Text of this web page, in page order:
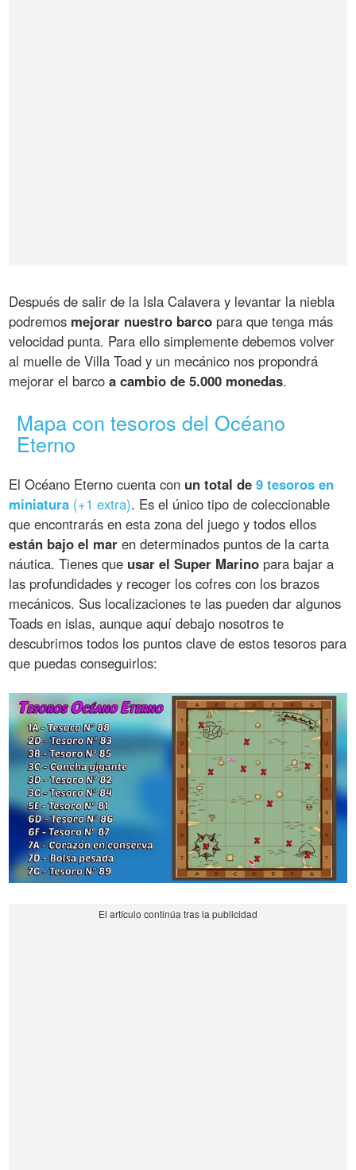
Después de salir de la Isla Calavera y levantar la niebla
podremos mejorar nuestro barco para que tenga más
velocidad punta. Para ello simplemente debemos volver
al muelle de Villa Toad y un mecánico nos propondrá
mejorar el barcoa cambio de 5.000 monedas.
Mapa con tesoros del Océano
Eterno
El Océano Eterno cuenta con un total de9 tesoros en
miniatura (+1 extra). Es el único tipo de coleccionable
que encontrarás en esta zona del juego y todos ellos
están bajo el mar en determinados puntos de la carta
náutica. Tienes que usar el Super Marino para bajar a
las profundidades y recoger los cofres con los brazos
mecánicos. Sus localizaciones te las pueden dar algunos
Toads en islas, aunque aquí debajo nosotros te
descubrimos todos los puntos clave de estos tesoros para
que puedas conseguirlos: